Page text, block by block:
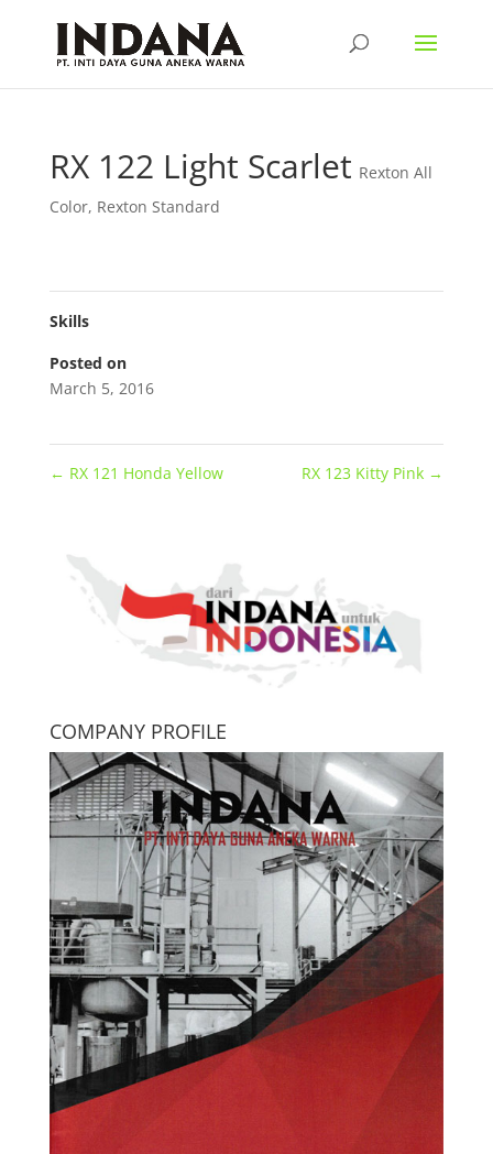
RX 122 Light Scarlet Rexton All
Color, Rexton Standard
Skills
Posted on
March 5, 2016
← RX 121 Honda Yellow RX 123 Kitty Pink →
COMPANY PROFILE